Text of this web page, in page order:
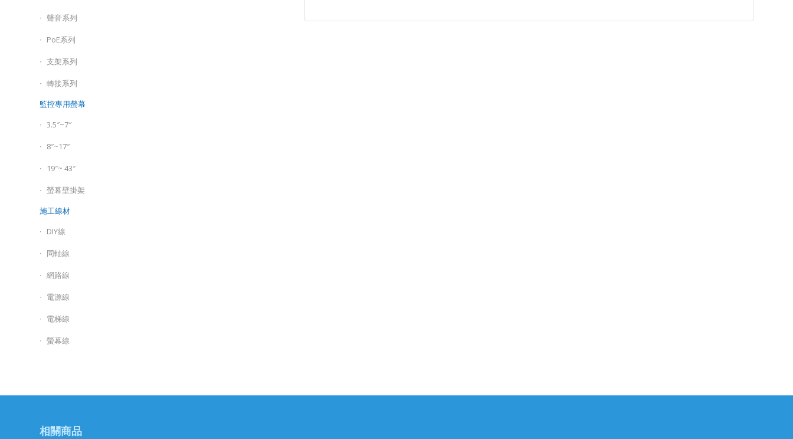
聲音系列
PoE系列
支架系列
轉接系列
監控專用螢幕
3.5″~7″
8″~17″
19″~ 43″
螢幕壁掛架
施工線材
DIY線
同軸線
網路線
電源線
電梯線
螢幕線
相關商品